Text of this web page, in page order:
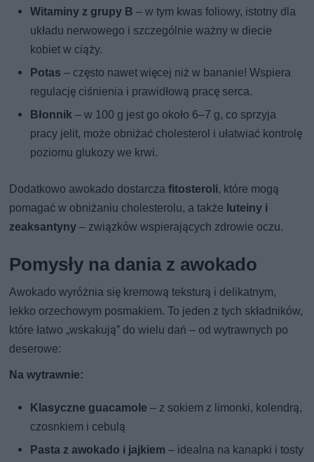
Witaminy z grupy B – w tym kwas foliowy, istotny dla
układu nerwowego i szczególnie ważny w diecie
kobiet w ciąży.
Potas – często nawet więcej niż w bananie! Wspiera
regulację ciśnienia i prawidłową pracę serca.
Błonnik – w 100 g jest go około 6–7 g, co sprzyja
pracy jelit, może obniżać cholesterol i ułatwiać kontrolę
poziomu glukozy we krwi.
Dodatkowo awokado dostarczafitosteroli, które mogą
pomagać w obniżaniu cholesterolu, a także luteiny i
zeaksantyny – związków wspierających zdrowie oczu.
Pomysły na dania z awokado
Awokado wyróżnia się kremową teksturą i delikatnym,
lekko orzechowym posmakiem. To jeden z tych składników,
które łatwo „wskakują” do wielu dań – od wytrawnych po
deserowe:
Na wytrawnie:
Klasyczne guacamole – z sokiem z limonki, kolendrą,
czosnkiem i cebulą
Pasta z awokado i jajkiem – idealna na kanapki i tosty